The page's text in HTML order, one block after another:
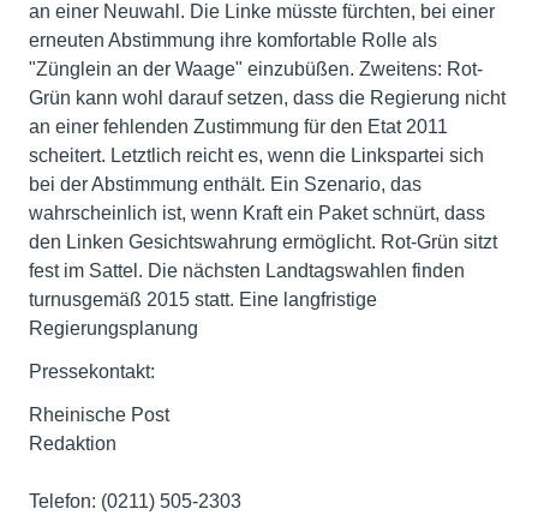
an einer Neuwahl. Die Linke müsste fürchten, bei einer
erneuten Abstimmung ihre komfortable Rolle als
"Zünglein an der Waage" einzubüßen. Zweitens: Rot-
Grün kann wohl darauf setzen, dass die Regierung nicht
an einer fehlenden Zustimmung für den Etat 2011
scheitert. Letztlich reicht es, wenn die Linkspartei sich
bei der Abstimmung enthält. Ein Szenario, das
wahrscheinlich ist, wenn Kraft ein Paket schnürt, dass
den Linken Gesichtswahrung ermöglicht. Rot-Grün sitzt
fest im Sattel. Die nächsten Landtagswahlen finden
turnusgemäß 2015 statt. Eine langfristige
Regierungsplanung
Pressekontakt:
Rheinische Post
Redaktion
Telefon: (0211) 505-2303